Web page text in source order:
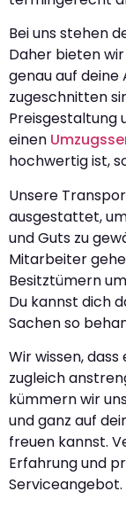
Bei uns stehen
Daher bieten
genau auf deine
zugeschnitten
Preisgestaltung
einen
hochwertig ist,
Unsere
ausgestattet,
und Guts zu
Mitarbeiter
Besitztümern
Du kannst dich
Sachen so
Wir wissen,
zugleich
kümmern wir
und ganz auf
freuen kannst.
Erfahrung und
Serviceangebot.